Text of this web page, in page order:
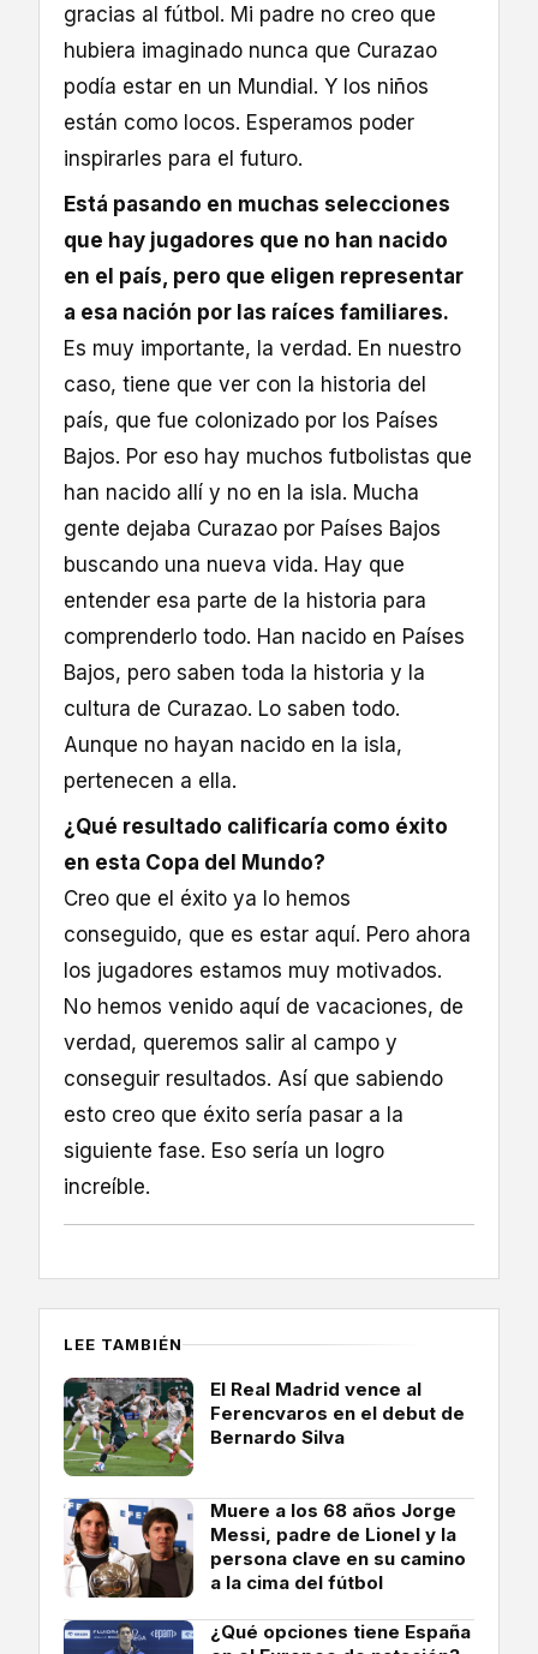
gracias al fútbol. Mi padre no creo que
hubiera imaginado nunca que Curazao
podía estar en un Mundial. Y los niños
están como locos. Esperamos poder
inspirarles para el futuro.
Está pasando en muchas selecciones
que hay jugadores que no han nacido
en el país, pero que eligen representar
a esa nación por las raíces familiares.
Es muy importante, la verdad. En nuestro
caso, tiene que ver con la historia del
país, que fue colonizado por los Países
Bajos. Por eso hay muchos futbolistas que
han nacido allí y no en la isla. Mucha
gente dejaba Curazao por Países Bajos
buscando una nueva vida. Hay que
entender esa parte de la historia para
comprenderlo todo. Han nacido en Países
Bajos, pero saben toda la historia y la
cultura de Curazao. Lo saben todo.
Aunque no hayan nacido en la isla,
pertenecen a ella.
¿Qué resultado calificaría como éxito
en esta Copa del Mundo?
Creo que el éxito ya lo hemos
conseguido, que es estar aquí. Pero ahora
los jugadores estamos muy motivados.
No hemos venido aquí de vacaciones, de
verdad, queremos salir al campo y
conseguir resultados. Así que sabiendo
esto creo que éxito sería pasar a la
siguiente fase. Eso sería un logro
increíble.
LEE TAMBIÉN
El Real Madrid vence al
Ferencvaros en el debut de
Bernardo Silva
Muere a los 68 años Jorge
Messi, padre de Lionel y la
persona clave en su camino
a la cima del fútbol
¿Qué opciones tiene España